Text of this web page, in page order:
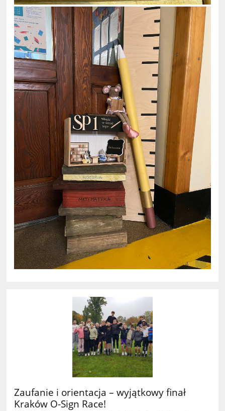
Zaufanie i orientacja – wyjątkowy finał
Kraków O-Sign Race!